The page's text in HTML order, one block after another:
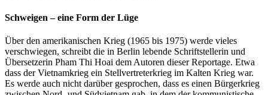
Schweigen – eine Form der Lüge
Über den amerikanischen Krieg (1965 bis 1975) werde vieles
verschwiegen, schreibt die in Berlin lebende Schriftstellerin und
Übersetzerin Pham Thi Hoai dem Autoren dieser Reportage. Etwa
dass der Vietnamkrieg ein Stellvertreterkrieg im Kalten Krieg war.
Es werde auch nicht darüber gesprochen, dass es einen Bürgerkrieg